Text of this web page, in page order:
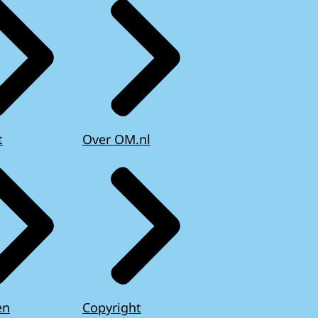
Over OM.nl
Copyright